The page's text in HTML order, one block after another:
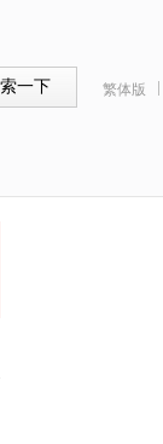
繁体版